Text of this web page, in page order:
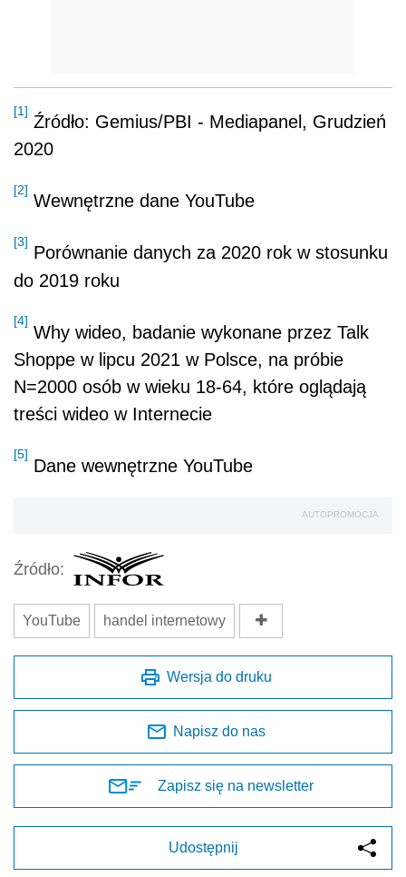
[1]
Źródło: Gemius/PBI - Mediapanel, Grudzień
2020
[2]
Wewnętrzne dane YouTube
[3]
Porównanie danych za 2020 rok w stosunku
do 2019 roku
[4]
Why wideo, badanie wykonane przez Talk
Shoppe w lipcu 2021 w Polsce, na próbie
N=2000 osób w wieku 18-64, które oglądają
treści wideo w Internecie
[5]
Dane wewnętrzne YouTube
AUTOPROMOCJA
Źródło:
YouTube handel internetowy
Wersja do druku
Napisz do nas
Zapisz się na newsletter
Udostępnij